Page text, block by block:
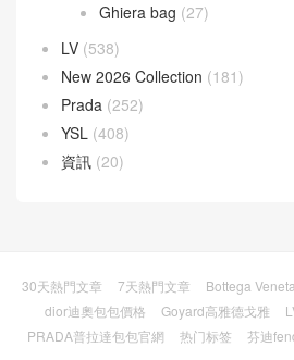
Squeeze 手袋(7)
loropiana
Bale bag(23)
Extra Bag L27
Extra Pocket L19
Extra Pocket L23.5
Prada (252)
YSL(408)
資訊(20)